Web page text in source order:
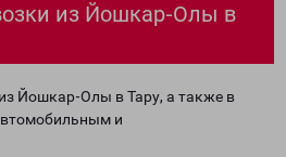
из Йошкар-Олы в
Йошкар-Олы в Тару, а также в
и